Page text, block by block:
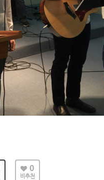
0
비추천